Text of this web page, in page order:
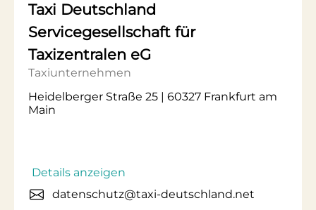
Taxi Deutschland
Servicegesellschaft für
Taxizentralen eG
Taxiunternehmen
Heidelberger Straße 25 | 60327 Frankfurt am
Main
Details anzeigen
datenschutz@taxi-deutschland.net